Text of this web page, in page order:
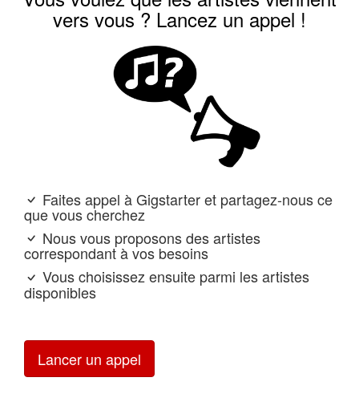
vers vous ? Lancez un appel !
Faites appel à Gigstarter et partagez-nous ce
que vous cherchez
Nous vous proposons des artistes
correspondant à vos besoins
Vous choisissez ensuite parmi les artistes
disponibles
Lancer un appel